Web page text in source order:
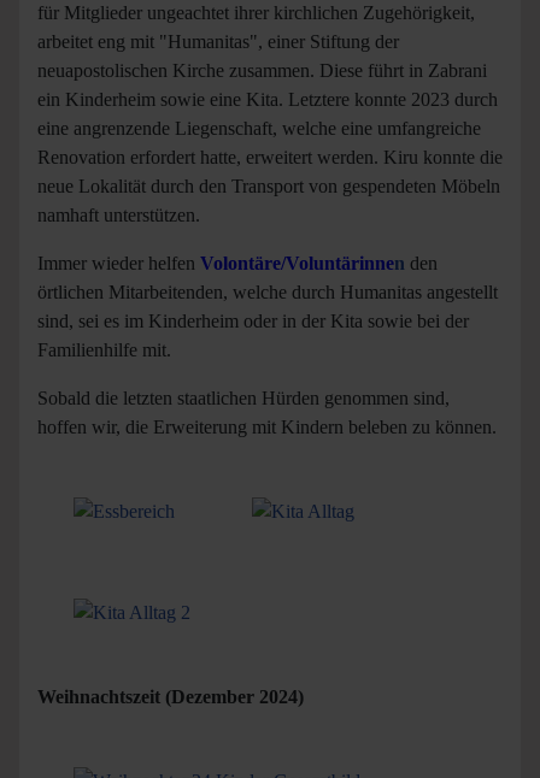
für Mitglieder ungeachtet ihrer kirchlichen Zugehörigkeit,
arbeitet eng mit "Humanitas", einer Stiftung der
neuapostolischen Kirche zusammen. Diese führt in Zabrani
ein Kinderheim sowie eine Kita. Letztere konnte 2023 durch
eine angrenzende Liegenschaft, welche eine umfangreiche
Renovation erfordert hatte, erweitert werden. Kiru konnte die
neue Lokalität durch den Transport von gespendeten Möbeln
namhaft unterstützen.
Immer wieder helfen Volontäre/Voluntärinnen den
örtlichen Mitarbeitenden, welche durch Humanitas angestellt
sind, sei es im Kinderheim oder in der Kita sowie bei der
Familienhilfe mit.
Sobald die letzten staatlichen Hürden genommen sind,
hoffen wir, die Erweiterung mit Kindern beleben zu können.
Weihnachtszeit (Dezember 2024)